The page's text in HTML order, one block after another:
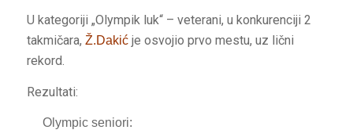
U kategoriji „Olympik luk“ – veterani, u konkurenciji 2
takmičara, Ž.Dakićje osvojio prvo mestu, uz lični
rekord.
Rezultati:
Olympic seniori: